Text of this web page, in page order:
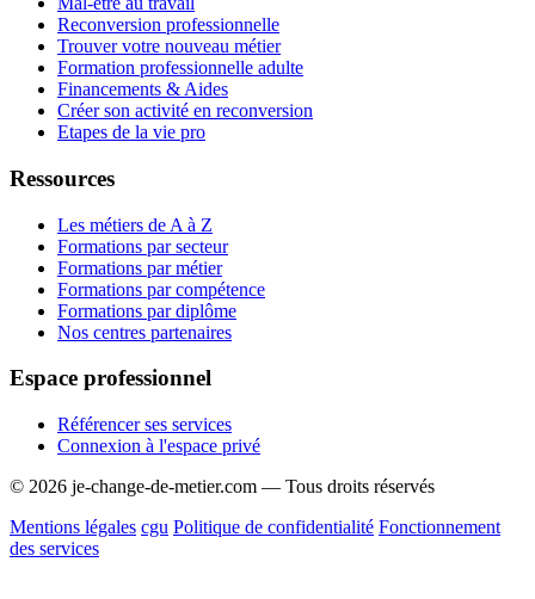
Reconversion professionnelle
Trouver votre nouveau métier
Formation professionnelle adulte
Financements & Aides
Créer son activité en reconversion
Etapes de la vie pro
Ressources
Les métiers de A à Z
Formations par secteur
Formations par métier
Formations par compétence
Formations par diplôme
Nos centres partenaires
Espace professionnel
Référencer ses services
Connexion à l'espace privé
© 2026 je-change-de-metier.com — Tous droits réservés
Mentions légales cgu Politique de confidentialité Fonctionnement
des services